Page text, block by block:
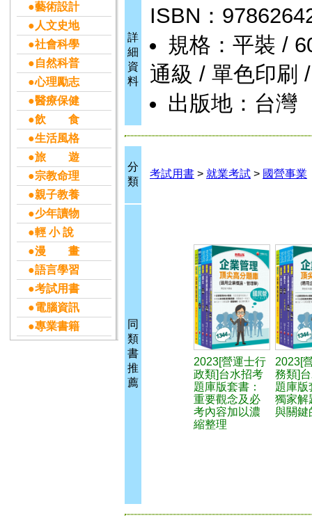
●藝術設計
●人文史地
●社會科學
●自然科普
●心理勵志
●醫療保健
●飲 食
●生活風格
●旅 遊
●宗教命理
●親子教養
●少年讀物
●輕 小 說
●漫 畫
●語言學習
●考試用書
●電腦資訊
●專業書籍
詳
細
資
料
ISBN：
規格：平裝 /
通級 / 單色印刷
出版地：台灣
分
類
考試用書 > 就業考試 > 國營事業
同
類
書
推
薦
2023[營運士行
政類]台水招考
題庫版套書：
重要觀念及必
考內容加以濃
縮整理
2023[
務類]
題庫版
獨家解
與關鍵